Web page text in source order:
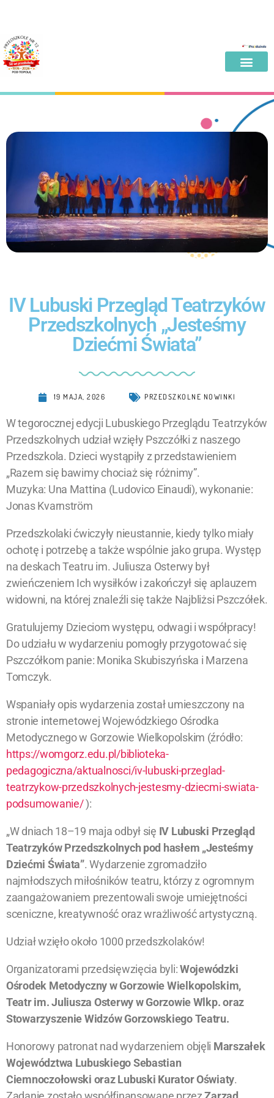
IV Lubuski Przegląd Teatrzyków
Przedszkolnych „Jesteśmy
Dziećmi Świata”
19 MAJA, 2026 PRZEDSZKOLNE NOWINKI
W tegorocznej edycji Lubuskiego Przeglądu Teatrzyków
Przedszkolnych udział wzięły Pszczółki z naszego
Przedszkola. Dzieci wystąpiły z przedstawieniem
„Razem się bawimy chociaż się różnimy”.
Muzyka: Una Mattina (Ludovico Einaudi), wykonanie:
Jonas Kvarnström
Przedszkolaki ćwiczyły nieustannie, kiedy tylko miały
ochotę i potrzebę a także wspólnie jako grupa. Występ
na deskach Teatru im. Juliusza Osterwy był
zwieńczeniem Ich wysiłków i zakończył się aplauzem
widowni, na której znaleźli się także Najbliżsi Pszczółek.
Gratulujemy Dzieciom występu, odwagi i współpracy!
Do udziału w wydarzeniu pomogły przygotować się
Pszczółkom panie: Monika Skubiszyńska i Marzena
Tomczyk.
Wspaniały opis wydarzenia został umieszczony na
stronie internetowej Wojewódzkiego Ośrodka
Metodycznego w Gorzowie Wielkopolskim (źródło:
https://womgorz.edu.pl/biblioteka-
pedagogiczna/aktualnosci/iv-lubuski-przeglad-
teatrzykow-przedszkolnych-jestesmy-dziecmi-swiata-
podsumowanie/):
„W dniach 18–19 maja odbył się IV Lubuski Przegląd
Teatrzyków Przedszkolnych pod hasłem „Jesteśmy
Dziećmi Świata”. Wydarzenie zgromadziło
najmłodszych miłośników teatru, którzy z ogromnym
zaangażowaniem prezentowali swoje umiejętności
sceniczne, kreatywność oraz wrażliwość artystyczną.
Udział wzięło około 1000 przedszkolaków!
Organizatorami przedsięwzięcia byli:Wojewódzki
Ośrodek Metodyczny w Gorzowie Wielkopolskim,
Teatr im. Juliusza Osterwy w Gorzowie Wlkp. oraz
Stowarzyszenie Widzów Gorzowskiego Teatru.
Honorowy patronat nad wydarzeniem objęli Marszałek
Województwa Lubuskiego Sebastian
Ciemnoczołowski oraz Lubuski Kurator Oświaty.